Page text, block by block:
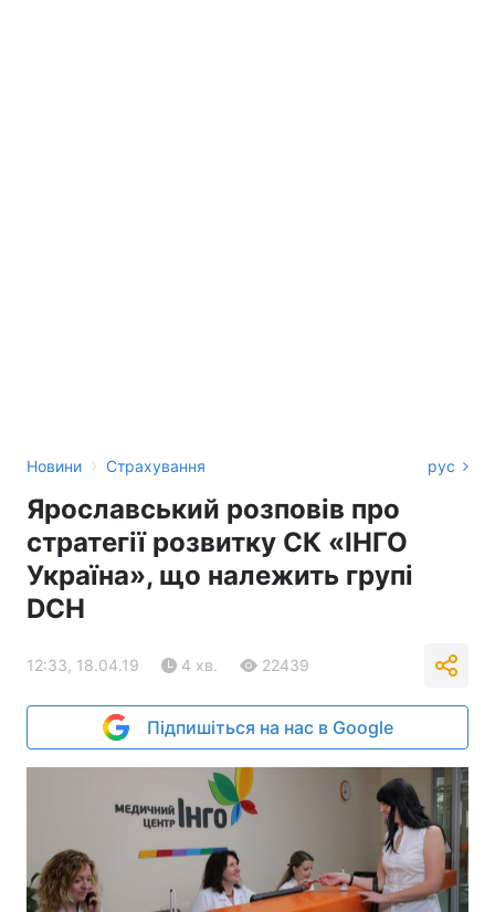
Новини › Страхування рус
Ярославський розповів про
стратегії розвитку СК «ІНГО
Україна», що належить групі
DCH
12:33, 18.04.19 4 хв. 22439
Підпишіться на нас в Google